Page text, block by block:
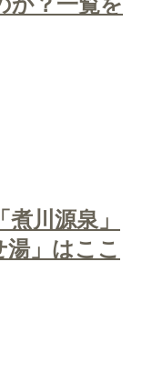
か？一覧を
川源泉」
湯」はここ